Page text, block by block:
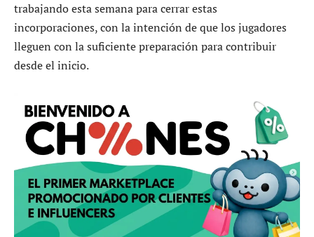
trabajando esta semana para cerrar estas
incorporaciones, con la intención de que los jugadores
lleguen con la suficiente preparación para contribuir
desde el inicio.